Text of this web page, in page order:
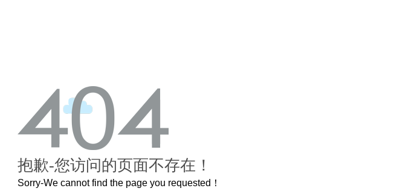
抱歉-您访问的页面不存在！
Sorry-We cannot find the page you requested！